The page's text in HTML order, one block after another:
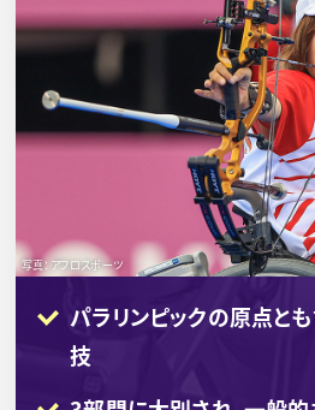
写真：アフロスポーツ
パラリンピックの原点と
技